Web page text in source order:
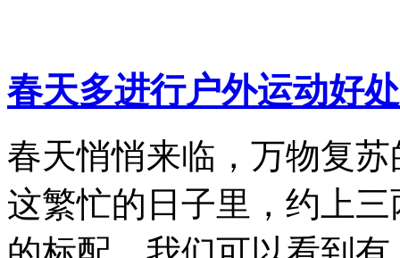
春天多进行户外运动好
春天悄悄来临，万物复
这繁忙的日子里，约上